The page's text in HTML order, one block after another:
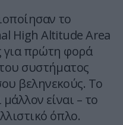
το
High Altitude Area
για πρώτη φορά
συστήματος
βεληνεκούς. Το
είναι – το
όπλο.